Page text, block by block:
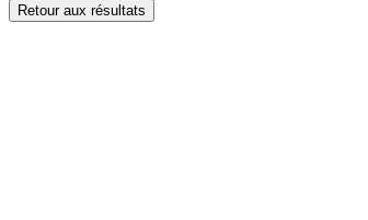
Retour aux résultats